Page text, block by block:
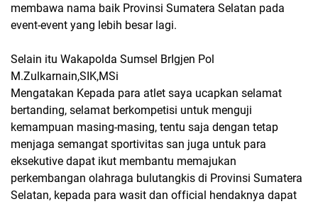
membawa nama baik Provinsi Sumatera Selatan pada
event-event yang lebih besar lagi.
Selain itu Wakapolda Sumsel BrIgjen Pol
M.Zulkarnain,SIK,MSi
Mengatakan Kepada para atlet saya ucapkan selamat
bertanding, selamat berkompetisi untuk menguji
kemampuan masing-masing, tentu saja dengan tetap
menjaga semangat sportivitas san juga untuk para
eksekutive dapat ikut membantu memajukan
perkembangan olahraga bulutangkis di Provinsi Sumatera
Selatan, kepada para wasit dan official hendaknya dapat